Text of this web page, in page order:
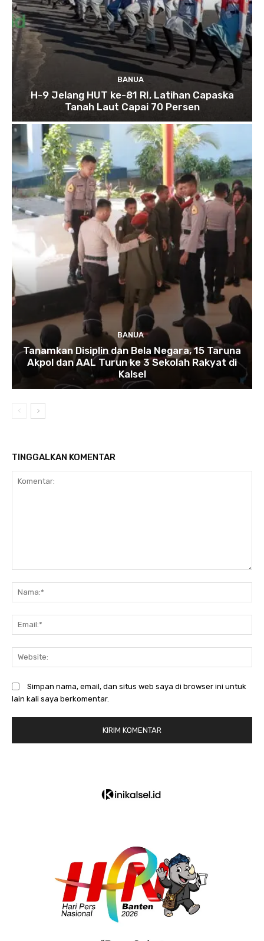
BANUA
H-9 Jelang HUT ke-81 RI, Latihan Capaska
Tanah Laut Capai 70 Persen
BANUA
Tanamkan Disiplin dan Bela Negara, 15 Taruna
Akpol dan AAL Turun ke 3 Sekolah Rakyat di
Kalsel
TINGGALKAN KOMENTAR
Simpan nama, email, dan situs web saya di browser ini untuk
lain kali saya berkomentar.